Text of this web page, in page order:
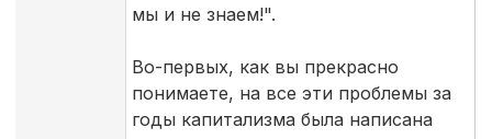
мы и не знаем!".
Во-первых, как вы прекрасно
понимаете, на все эти проблемы за
годы капитализма была написана